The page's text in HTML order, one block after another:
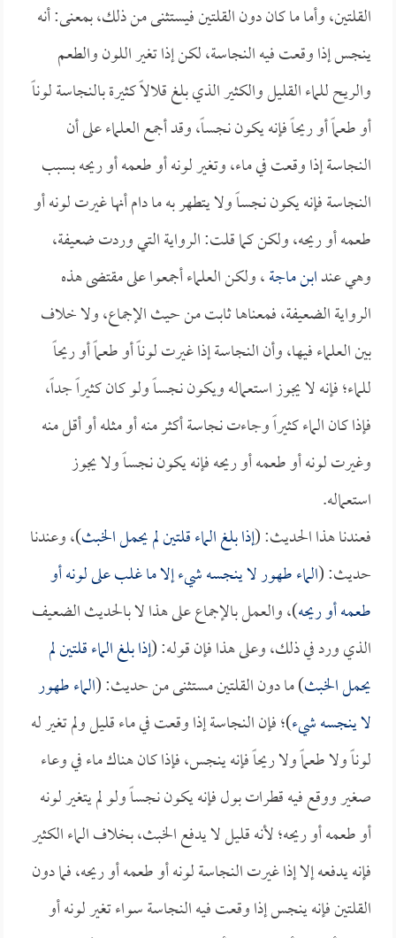
القلتين، وأما ما كان دون القلتين فيستثنى من ذلك، بمعنى: أنه
ينجس إذا وقعت فيه النجاسة، لكن إذا تغير اللون والطعم
والريح للماء القليل والكثير الذي بلغ قلالاً كثيرة بالنجاسة لوناً
أو طعماً أو ريحاً فإنه يكون نجساً، وقد أجمع العلماء على أن
النجاسة إذا وقعت في ماء، وتغير لونه أو طعمه أو ريحه بسبب
النجاسة فإنه يكون نجساً ولا يتطهر به ما دام أنها غيرت لونه أو
طعمه أو ريحه، ولكن كما قلت: الرواية التي وردت ضعيفة،
وهي عندابن ماجة، ولكن العلماء أجمعوا على مقتضى هذه
الرواية الضعيفة، فمعناها ثابت من حيث الإجماع، ولا خلاف
بين العلماء فيها، وأن النجاسة إذا غيرت لوناً أو طعماً أو ريحاً
للماء؛ فإنه لا يجوز استعماله ويكون نجساً ولو كان كثيراً جداً،
فإذا كان الماء كثيراً وجاءت نجاسة أكثر منه أو مثله أو أقل منه
وغيرت لونه أو طعمه أو ريحه فإنه يكون نجساً ولا يجوز
استعماله.
فعندنا هذا الحديث: (إذا بلغ الماء قلتين لم يحمل الخبث)، وعندنا
حديث: (الماء طهور لا ينجسه شيء إلا ما غلب على لونه أو
طعمه أو ريحه)، والعمل بالإجماع على هذا لا بالحديث الضعيف
الذي ورد في ذلك، وعلى هذا فإن قوله: (إذا بلغ الماء قلتين لم
يحمل الخبث) ما دون القلتين مستثنى من حديث: (الماء طهور
لا ينجسه شيء)؛ فإن النجاسة إذا وقعت في ماء قليل ولم تغير له
لوناً ولا طعماً ولا ريحاً فإنه ينجس، فإذا كان هناك ماء في وعاء
صغير ووقع فيه قطرات بول فإنه يكون نجساً ولو لم يتغير لونه
أو طعمه أو ريحه؛ لأنه قليل لا يدفع الخبث، بخلاف الماء الكثير
فإنه يدفعه إلا إذا غيرت النجاسة لونه أو طعمه أو ريحه، فما دون
القلتين فإنه ينجس إذا وقعت فيه النجاسة سواء تغير لونه أو